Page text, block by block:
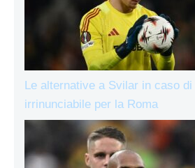
Le alternative a Svilar in caso
irrinunciabile per la Roma